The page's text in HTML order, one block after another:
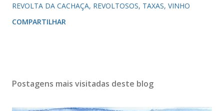
REVOLTA DA CACHAÇA REVOLTOSOS TAXAS VINHO
COMPARTILHAR
Postagens mais visitadas deste blog